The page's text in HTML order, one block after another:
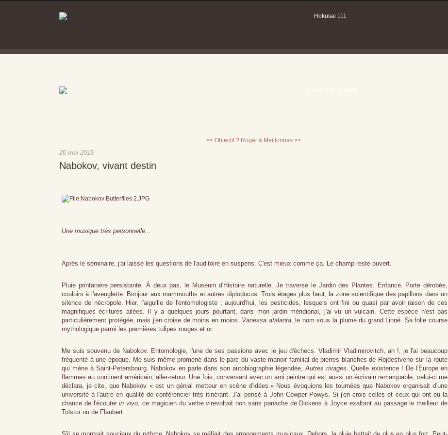
<< Objectif ? Roger à Meillonnas >>
20 mai 2015
Nabokov, vivant destin
Une musique très personnelle...
Après le séminaire, j'ai laissé les questions de l'auditoire en suspens. C'est mieux comme ça. Le champ reste ouvert.
Pluie printanière persistante. À deux pas, le Muséum d'Histoire naturelle. Je traverse le Jardin des Plantes. Enfance. Porte dérobée,
couloirs à l'aveuglette. Bonjour aux mammouths et autres diplodocus. Trois étages plus haut, la zone scientifique des papillons dans un
silence de nécropole. Hier, l'aiguille de l'entomologiste ; aujourd'hui, les pesticides, lesquels ont fini ou quasi par avoir raison de ces
magnifiques écritures ailées. Il y a quelques jours pourtant, dans mon jardin méridional, j'ai vu un vulcain. Cette espèce n'est pas
particulièrement protégée, mais j'en croise de moins en moins. Vanessa atalanta, le nom sous la plume du grand Linné. Sa folle course
mythologique parmi les premières tulipes rouges et or.
Me suis souvenu de Nabokov. Entomologie, l'une de ses passions avec le jeu d'échecs. Vladimir Vladimirovitch, ah !, je l'ai beaucoup
fréquenté à une époque. Me suis même promené dans le parc du vaste manoir familial de pierres blanches de Rojdestveno sur la route
qui mène à Saint-Petersbourg. Nabokov en parle dans son autobiographie légendée,Autres rivages. Quelle existence ! De l'Europe en
flammes au continent américain, aller-retour. Une fois, conversant avec un ami peintre qui est aussi un écrivain remarquable, celui-ci me
déclara, je cite, que Nabokov « est un génial metteur en scène d'idées.» Nous évoquions les tournées que Nabokov organisait d'une
université à l'autre en qualité de conférencier très itinérant. J'ai pensé à John Cowper Powys. Si j'en crois celles et ceux qui ont eu la
chance de l'écouterin vivo, ce magicien du verbe virevoltait non sans panache de Dickens à Joyce exaltant au passage le meilleur de
Tolstoï ou de Flaubert.